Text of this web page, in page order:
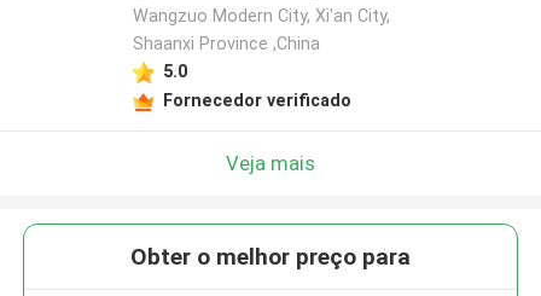
Wangzuo Modern City, Xi'an City,
Shaanxi Province ,China
5.0
Fornecedor verificado
Veja mais
Obter o melhor preço para